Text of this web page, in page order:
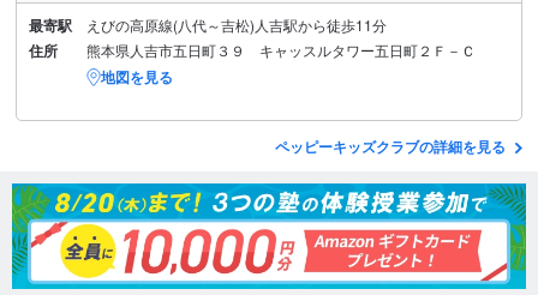
最寄駅 えびの高原線(八代～吉松)人吉駅から徒歩11分
住所 熊本県人吉市五日町３９ キャッスルタワー五日町２Ｆ－Ｃ
地図を見る
ペッピーキッズクラブの詳細を見る